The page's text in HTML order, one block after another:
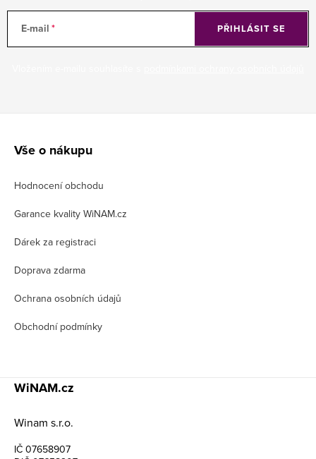
E-mail PŘIHLÁSIT SE
Vše o nákupu
Hodnocení obchodu
Garance kvality WiNAM.cz
Dárek za registraci
Doprava zdarma
Ochrana osobních údajů
Obchodní podmínky
WiNAM.cz
Winam s.r.o.
IČ 07658907